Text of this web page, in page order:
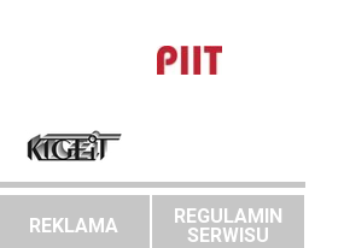
REKLAMA
REGULAMIN
SERWISU